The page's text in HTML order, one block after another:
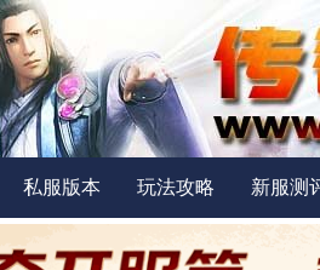
私服版本 玩法攻略 新服测